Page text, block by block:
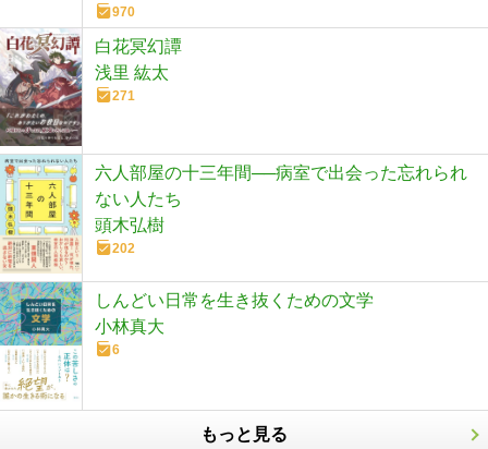
970
白花冥幻譚
浅里 紘太
271
六人部屋の十三年間──病室で出会った忘れられ
ない人たち
頭木弘樹
202
しんどい日常を生き抜くための文学
小林真大
6
もっと見る